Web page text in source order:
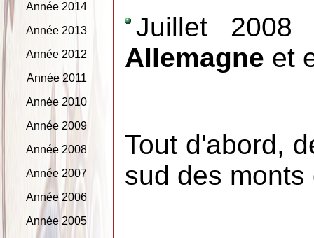
Année 2014
Année 2013
Année 2012
Année 2011
Année 2010
Année 2009
Année 2008
Année 2007
Année 2006
Année 2005
Juillet
Allemagne et
Tout d'abord,
sud des monts